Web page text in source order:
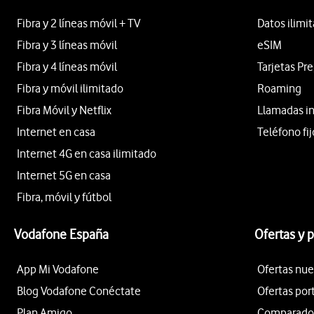
Fibra y 2 líneas móvil + TV
Fibra y 3 líneas móvil
Fibra y 4 líneas móvil
Fibra y móvil ilimitado
Fibra Móvil y Netflix
Internet en casa
Internet 4G en casa ilimitado
Internet 5G en casa
Fibra, móvil y fútbol
Datos
eSIM
Tarjetas
Roaming
Llamadas
Teléfono
Vodafone España
App Mi Vodafone
Blog Vodafone Conéctate
Ofertas y
Ofertas
Ofertas